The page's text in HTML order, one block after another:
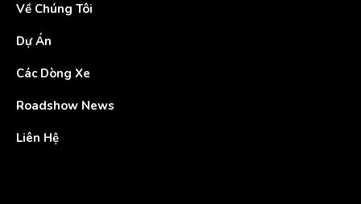
Về Chúng Tôi
Dự Án
Các Dòng Xe
Roadshow News
Liên Hệ